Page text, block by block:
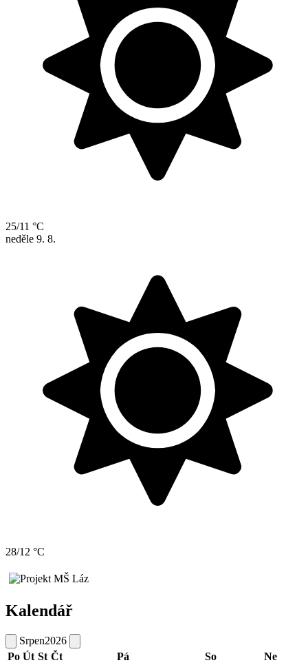
25/11 °C
neděle 9. 8.
28/12 °C
Kalendář
Srpen2026
Po Út St Čt Pá So Ne